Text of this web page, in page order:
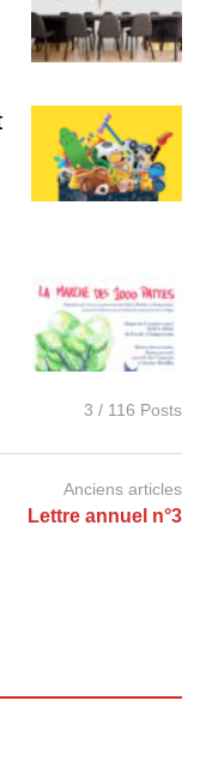
3 / 116 Posts
Anciens articles
Lettre annuel n°3